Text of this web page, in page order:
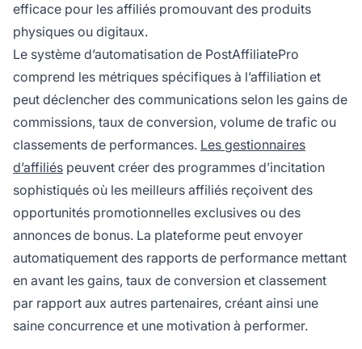
efficace pour les affiliés promouvant des produits
physiques ou digitaux.
Le système d’automatisation de PostAffiliatePro
comprend les métriques spécifiques à l’affiliation et
peut déclencher des communications selon les gains de
commissions, taux de conversion, volume de trafic ou
classements de performances. Les gestionnaires
d’affiliés peuvent créer des programmes d’incitation
sophistiqués où les meilleurs affiliés reçoivent des
opportunités promotionnelles exclusives ou des
annonces de bonus. La plateforme peut envoyer
automatiquement des rapports de performance mettant
en avant les gains, taux de conversion et classement
par rapport aux autres partenaires, créant ainsi une
saine concurrence et une motivation à performer.